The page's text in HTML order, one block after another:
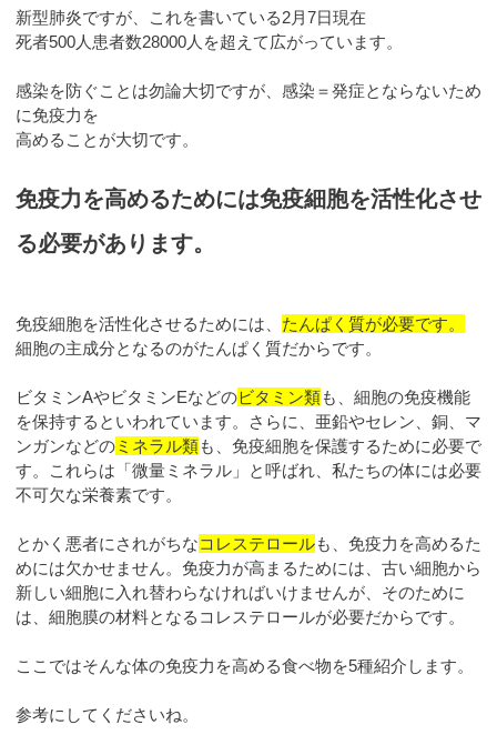
新型肺炎ですが、これを書いている2月7日現在
死者500人患者数28000人を超えて広がっています。
感染を防ぐことは勿論大切ですが、感染＝発症とならないため
に免疫力を
高めることが大切です。
免疫力を高めるためには免疫細胞を活性化させ
る必要があります。
免疫細胞を活性化させるためには、 たんぱく質が必要です。
細胞の主成分となるのがたんぱく質だからです。
ビタミンAやビタミンEなどのビタミン類も、細胞の免疫機能
を保持するといわれています。さらに、亜鉛やセレン、銅、マ
ンガンなどのミネラル類も、免疫細胞を保護するために必要で
す。これらは「微量ミネラル」と呼ばれ、私たちの体には必要
不可欠な栄養素です。
とかく悪者にされがちなコレステロールも、免疫力を高めるた
めには欠かせません。免疫力が高まるためには、古い細胞から
新しい細胞に入れ替わらなければいけませんが、そのために
は、細胞膜の材料となるコレステロールが必要だからです。
ここではそんな体の免疫力を高める食べ物を5種紹介します。
参考にしてくださいね。